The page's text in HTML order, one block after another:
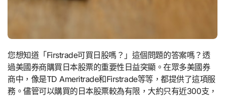
您想知道「Firstrade可買日股嗎？」這個問題的答案嗎？透
過美國券商購買日本股票的重要性日益突顯。在眾多美國券
商中，像是TD Ameritrade和Firstrade等等，都提供了這項服
務。儘管可以購買的日本股票較為有限，大約只有近300支，